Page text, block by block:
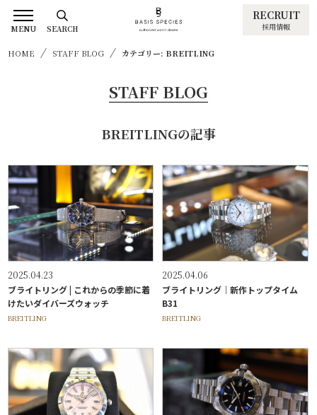
RECRUIT
採用情報
HOME STAFF BLOG カテゴリー: BREITLING
STAFF BLOG
BREITLINGの記事
2025.04.23
ブライトリング | これからの季節に着
けたいダイバーズウォッチ
BREITLING
2025.04.06
ブライトリング｜新作トップタイム
B31
BREITLING
MENU SEARCH